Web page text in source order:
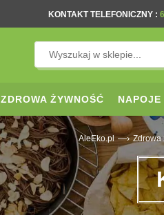
KONTAKT TELEFONICZNY :
ZDROWA ŻYWNOŚĆ NAPOJE
AleEko.pl —› Zdrowa